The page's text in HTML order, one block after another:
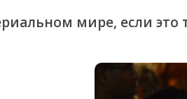
мире, если это